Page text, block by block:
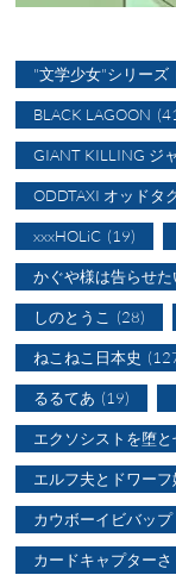
"文学少女"シリーズ
BLACK LAGOON
GIANT KILLING ジ
ODDTAXI オッドタ
xxxHOLiC (19)
かぐや様は告らせ
しのとうこ (28)
ねこねこ日本史
るるてあ (19)
エクソシストを堕と
エルフ夫とドワーフ
カウボーイビバップ
カードキャプターさ